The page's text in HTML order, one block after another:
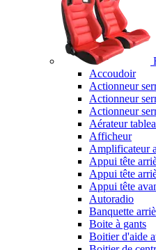
Accoudoir
Actionneur
Actionneur
Actionneur
Aérateur
Afficheur
Amplificateur
Appui tête
Appui tête
Appui tête
Autoradio
Banquette
Boite à gants
Boitier d'aide